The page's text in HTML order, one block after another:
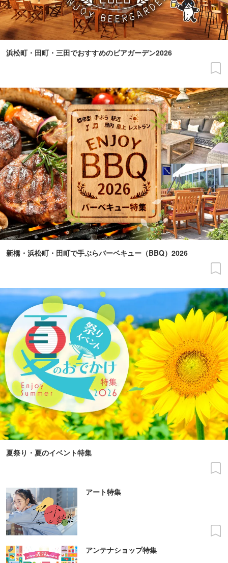
浜松町・田町・三田でおすすめのビアガーデン2026
新橋・浜松町・田町で手ぶらバーベキュー（BBQ）2026
夏祭り・夏のイベント特集
アート特集
アンテナショップ特集